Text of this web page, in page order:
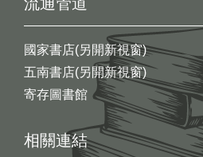
國家書店(另開新視窗)
五南書店(另開新視窗)
寄存圖書館
相關連結